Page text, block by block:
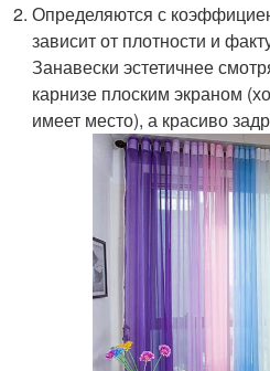
Определяются с
зависит от плотности и
Занавески эстетичнее
карнизе плоским экраном
имеет место), а красиво